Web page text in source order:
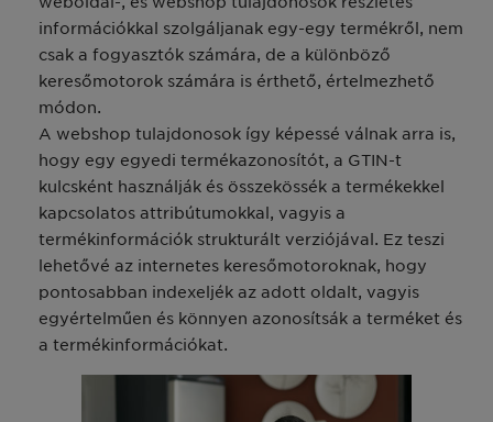
információkkal szolgáljanak egy-egy termékről, nem
csak a fogyasztók számára, de a különböző
keresőmotorok számára is érthető, értelmezhető
módon.
A webshop tulajdonosok így képessé válnak arra is,
hogy egy egyedi termékazonosítót, a GTIN-t
kulcsként használják és összekössék a termékekkel
kapcsolatos attribútumokkal, vagyis a
termékinformációk strukturált verziójával. Ez teszi
lehetővé az internetes keresőmotoroknak, hogy
pontosabban indexeljék az adott oldalt, vagyis
egyértelműen és könnyen azonosítsák a terméket és
a termékinformációkat.